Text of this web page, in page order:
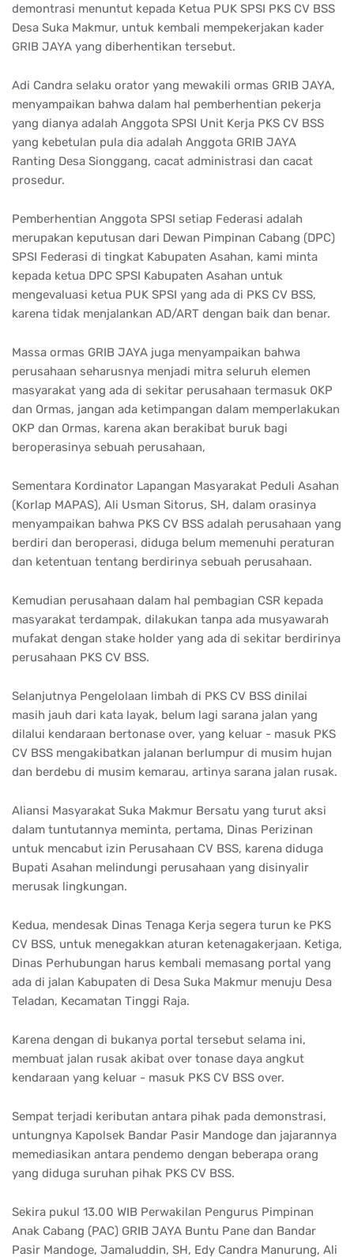
demontrasi menuntut kepada Ketua PUK SPSI PKS CV BSS
Desa Suka Makmur, untuk kembali mempekerjakan kader
GRIB JAYA yang diberhentikan tersebut.
Adi Candra selaku orator yang mewakili ormas GRIB JAYA,
menyampaikan bahwa dalam hal pemberhentian pekerja
yang dianya adalah Anggota SPSI Unit Kerja PKS CV BSS
yang kebetulan pula dia adalah Anggota GRIB JAYA
Ranting Desa Sionggang, cacat administrasi dan cacat
prosedur.
Pemberhentian Anggota SPSI setiap Federasi adalah
merupakan keputusan dari Dewan Pimpinan Cabang (DPC)
SPSI Federasi di tingkat Kabupaten Asahan, kami minta
kepada ketua DPC SPSI Kabupaten Asahan untuk
mengevaluasi ketua PUK SPSI yang ada di PKS CV BSS,
karena tidak menjalankan AD/ART dengan baik dan benar.
Massa ormas GRIB JAYA juga menyampaikan bahwa
perusahaan seharusnya menjadi mitra seluruh elemen
masyarakat yang ada di sekitar perusahaan termasuk OKP
dan Ormas, jangan ada ketimpangan dalam memperlakukan
OKP dan Ormas, karena akan berakibat buruk bagi
beroperasinya sebuah perusahaan,
Sementara Kordinator Lapangan Masyarakat Peduli Asahan
(Korlap MAPAS), Ali Usman Sitorus, SH, dalam orasinya
menyampaikan bahwa PKS CV BSS adalah perusahaan yang
berdiri dan beroperasi, diduga belum memenuhi peraturan
dan ketentuan tentang berdirinya sebuah perusahaan.
Kemudian perusahaan dalam hal pembagian CSR kepada
masyarakat terdampak, dilakukan tanpa ada musyawarah
mufakat dengan stake holder yang ada di sekitar berdirinya
perusahaan PKS CV BSS.
Selanjutnya Pengelolaan limbah di PKS CV BSS dinilai
masih jauh dari kata layak, belum lagi sarana jalan yang
dilalui kendaraan bertonase over, yang keluar - masuk PKS
CV BSS mengakibatkan jalanan berlumpur di musim hujan
dan berdebu di musim kemarau, artinya sarana jalan rusak.
Aliansi Masyarakat Suka Makmur Bersatu yang turut aksi
dalam tuntutannya meminta, pertama, Dinas Perizinan
untuk mencabut izin Perusahaan CV BSS, karena diduga
Bupati Asahan melindungi perusahaan yang disinyalir
merusak lingkungan.
Kedua, mendesak Dinas Tenaga Kerja segera turun ke PKS
CV BSS, untuk menegakkan aturan ketenagakerjaan. Ketiga,
Dinas Perhubungan harus kembali memasang portal yang
ada di jalan Kabupaten di Desa Suka Makmur menuju Desa
Teladan, Kecamatan Tinggi Raja.
Karena dengan di bukanya portal tersebut selama ini,
membuat jalan rusak akibat over tonase daya angkut
kendaraan yang keluar - masuk PKS CV BSS over.
Sempat terjadi keributan antara pihak pada demonstrasi,
untungnya Kapolsek Bandar Pasir Mandoge dan jajarannya
memediasikan antara pendemo dengan beberapa orang
yang diduga suruhan pihak PKS CV BSS.
Sekira pukul 13.00 WIB Perwakilan Pengurus Pimpinan
Anak Cabang (PAC) GRIB JAYA Buntu Pane dan Bandar
Pasir Mandoge, Jamaluddin, SH, Edy Candra Manurung, Ali